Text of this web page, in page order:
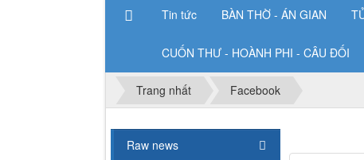
Tin tức BÀN THỜ - ÁN GIAN
CUỐN THƯ - HOÀNH PHI - CÂU ĐỐI
Trang nhất Facebook
Raw news